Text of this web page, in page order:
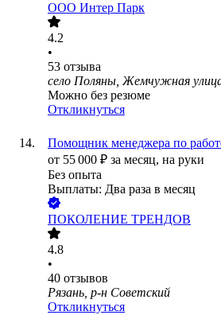
ООО Интер Парк
4.2
•
53 отзыва
село Поляны, Жемчужная
Можно без резюме
Откликнуться
Помощник менеджера по
от 55 000 ₽ за месяц, на руки
Без опыта
Выплаты: Два раза в месяц
ПОКОЛЕНИЕ ТРЕНДОВ
4.8
•
40 отзывов
Рязань, р-н Советский
Откликнуться